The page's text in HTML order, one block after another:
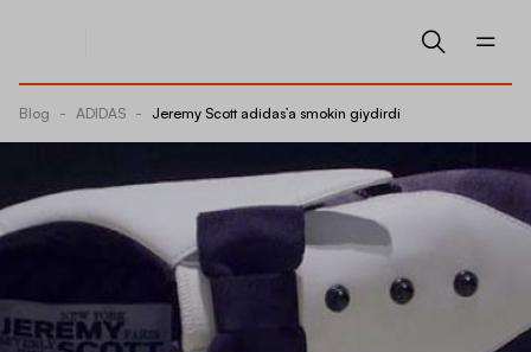
Blog - ADIDAS - Jeremy Scott adidas’a smokin giydirdi